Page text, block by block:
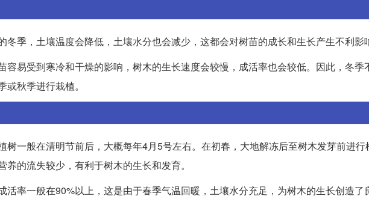
季，土壤温度会降低，土壤水分也会减少，这都会对树苗的成长和生长产生不利影
容易受到寒冷和干燥的影响，树木的生长速度会较慢，成活率也会较低。因此，冬季
秋季进行栽植。
一般在清明节前后，大概每年4月5号左右。在初春，大地解冻后至树木发芽前进行
的流失较少，有利于树木的生长和发育。
活率一般在90%以上，这是由于春季气温回暖，土壤水分充足，为树木的生长创造了